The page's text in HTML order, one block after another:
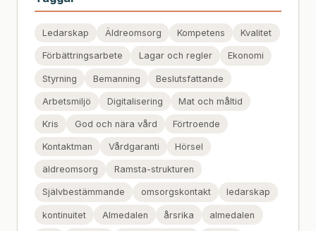
Ledarskap Äldreomsorg Kompetens Kvalitet
Förbättringsarbete Lagar och regler Ekonomi
Styrning Bemanning Beslutsfattande
Arbetsmiljö Digitalisering Mat och måltid
Kris God och nära vård Förtroende
Kontaktman Vårdgaranti Hörsel
äldreomsorg Ramsta-strukturen
Självbestämmande omsorgskontakt ledarskap
kontinuitet Almedalen årsrika almedalen